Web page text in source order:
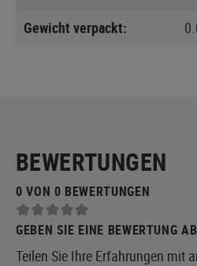
Gewicht verpackt:
BEWERTUNGEN
0 VON 0 BEWERTUNGEN
GEBEN SIE EINE BEWERTUNG
Teilen Sie Ihre Erfahrungen mit